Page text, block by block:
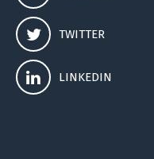
TWITTER
LINKEDIN